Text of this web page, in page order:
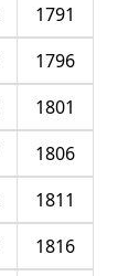
1791
1796
1801
1806
1811
1816